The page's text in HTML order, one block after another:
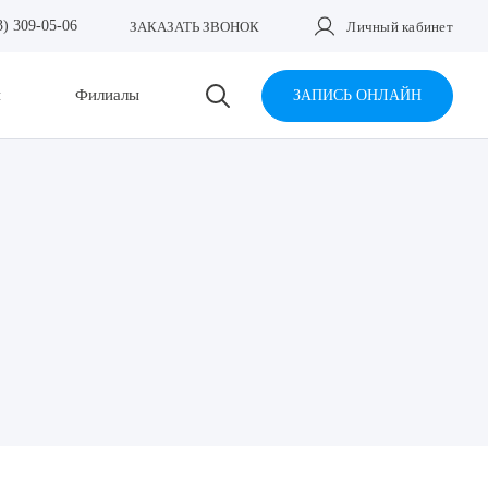
309-05-06 ЗАКАЗАТЬ ЗВОНОК Личный кабинет
Филиалы ЗАПИСЬ ОНЛАЙН